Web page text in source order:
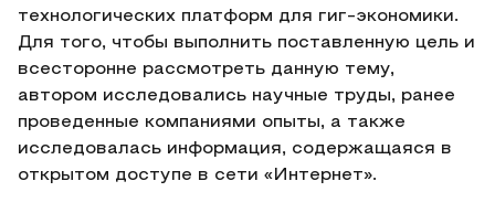
технологических платформ для гиг-экономики.
Для того, чтобы выполнить поставленную цель и
всесторонне рассмотреть данную тему,
автором исследовались научные труды, ранее
проведенные компаниями опыты, а также
исследовалась информация, содержащаяся в
открытом доступе в сети «Интернет».